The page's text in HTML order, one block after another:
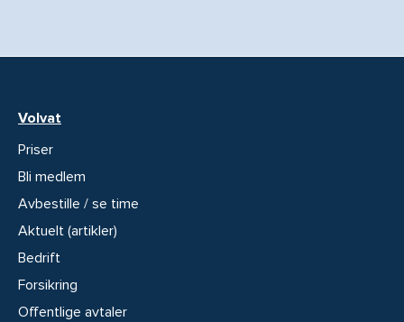
Volvat
Priser
Bli medlem
Avbestille / se time
Aktuelt (artikler)
Bedrift
Forsikring
Offentlige avtaler